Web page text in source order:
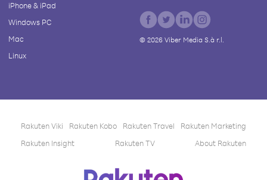
iPhone & iPad
Windows PC
Mac
Linux
© 2026Viber Media S.à r.l.
Rakuten Viki Rakuten Kobo Rakuten Travel
Rakuten Marketing
Rakuten Insight
Rakuten TV About Rakuten